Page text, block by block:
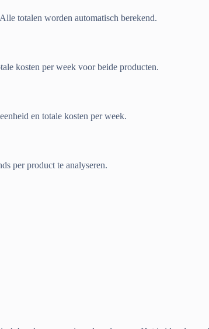
totalen worden automatisch berekend.
kosten per week voor beide producten.
en totale kosten per week.
per product te analyseren.